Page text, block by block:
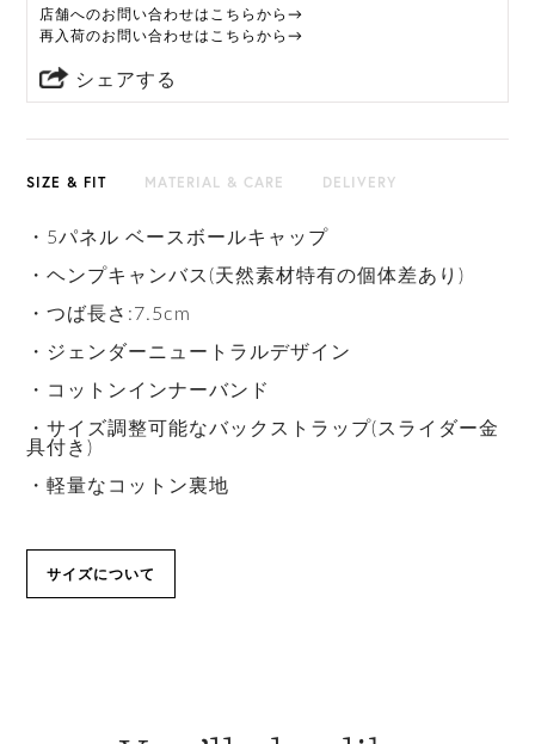
店舗へのお問い合わせはこちらから→
再入荷のお問い合わせはこちらから→
シェアする
SIZE & FIT MATERIAL & CARE DELIVERY
・5パネル ベースボールキャップ
・ヘンプキャンバス(天然素材特有の個体差あり)
・つば長さ:7.5cm
・ジェンダーニュートラルデザイン
・コットンインナーバンド
・サイズ調整可能なバックストラップ(スライダー金
具付き)
・軽量なコットン裏地
サイズについて